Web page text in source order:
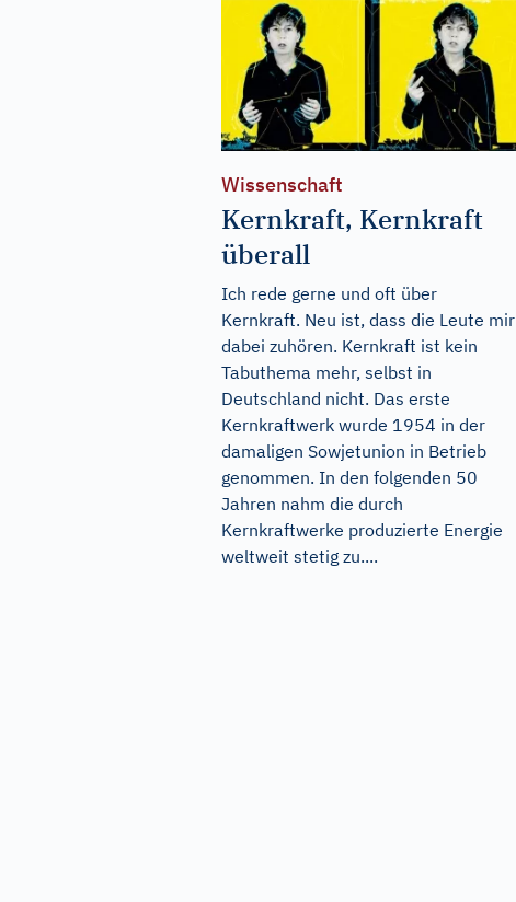
Wissenschaft
Kernkraft, Kernkraft
überall
Ich rede gerne und oft über
Kernkraft. Neu ist, dass die Leute mir
dabei zuhören. Kernkraft ist kein
Tabuthema mehr, selbst in
Deutschland nicht. Das erste
Kernkraftwerk wurde 1954 in der
damaligen Sowjetunion in Betrieb
genommen. In den folgenden 50
Jahren nahm die durch
Kernkraftwerke produzierte Energie
weltweit stetig zu....